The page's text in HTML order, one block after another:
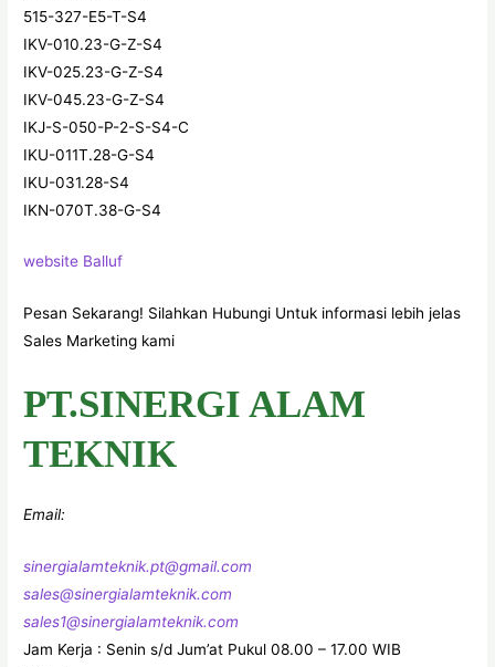
515-327-E5-T-S4
IKV-010.23-G-Z-S4
IKV-025.23-G-Z-S4
IKV-045.23-G-Z-S4
IKJ-S-050-P-2-S-S4-C
IKU-011T.28-G-S4
IKU-031.28-S4
IKN-070T.38-G-S4
website Balluf
Pesan Sekarang! Silahkan Hubungi Untuk informasi lebih jelas
Sales Marketing kami
PT.SINERGI ALAM
TEKNIK
Email:
sinergialamteknik.pt@gmail.com
sales@sinergialamteknik.com
sales1@sinergialamteknik.com
Jam Kerja : Senin s/d Jum’at Pukul 08.00 – 17.00 WIB